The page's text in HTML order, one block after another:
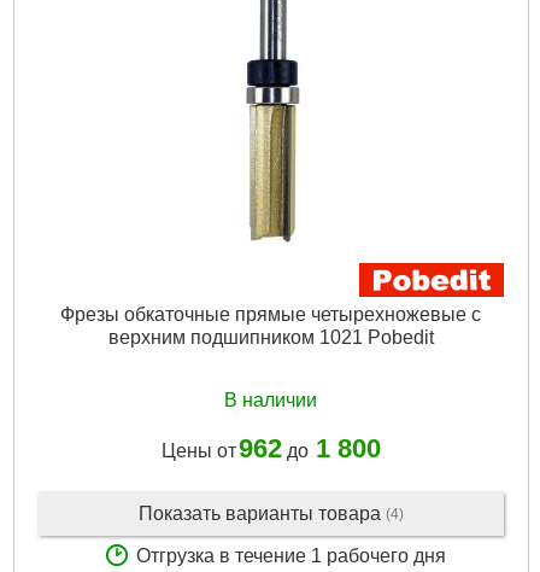
Фрезы обкаточные прямые четырехножевые с
верхним подшипником 1021 Pobedit
В наличии
Цены от962до 1 800
Показать варианты товара (4)
Отгрузка в течение 1 рабочего дня